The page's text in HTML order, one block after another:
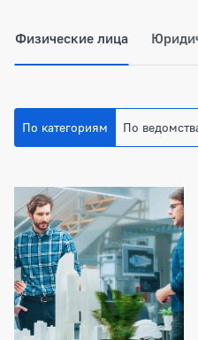
Физические лица
По категориям По
Категории